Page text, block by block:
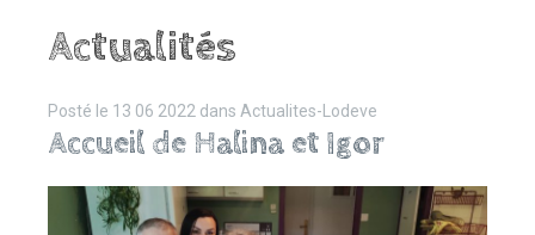
Actualités
Posté le 13 06 2022 dans Actualites-Lodeve
Accueil de Halina et Igor